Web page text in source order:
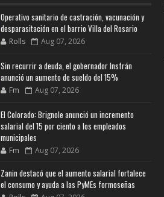
Operativo sanitario de castración, vacunación y
desparasitación en el barrio Villa del Rosario
Rolls Aug 07, 2026
Sin recurrir a deuda, el gobernador Insfrán
anunció un aumento de sueldo del 15%
Fm Aug 07, 2026
El Colorado: Brignole anunció un incremento
salarial del 15 por ciento a los empleados
municipales
Fm Aug 07, 2026
Zanin destacó que el aumento salarial fortalece
el consumo y ayuda a las PyMEs formoseñas